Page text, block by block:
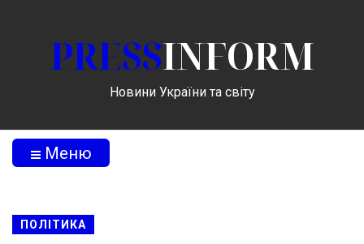
PRESSINFORM
Новини України та світу
Меню
ПОЛІТИКА